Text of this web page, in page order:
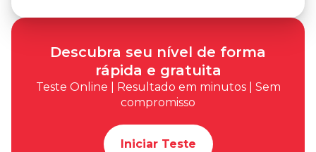
Descubra seu nível de forma
rápida e gratuita
Teste Online | Resultado em minutos | Sem
compromisso
Iniciar Teste